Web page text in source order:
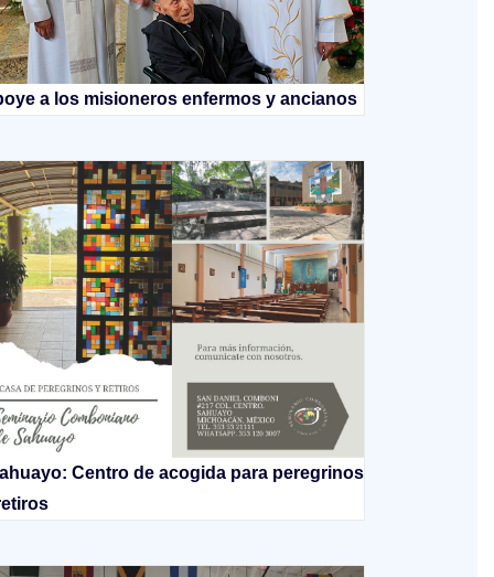
a los misioneros enfermos y ancianos
Centro de acogida para peregrinos